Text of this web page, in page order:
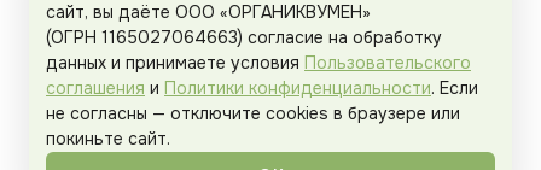
Пользовательское соглашение
Organicwoman.ru . Все права защищены.
сайт, вы даёте ООО «ОРГАНИКВУМЕН»
(ОГРН 1165027064663) согласие на обработку
данных и принимаете условия Пользовательского
соглашения и Политики конфиденциальности. Если
не согласны — отключите cookies в браузере или
покиньте сайт.